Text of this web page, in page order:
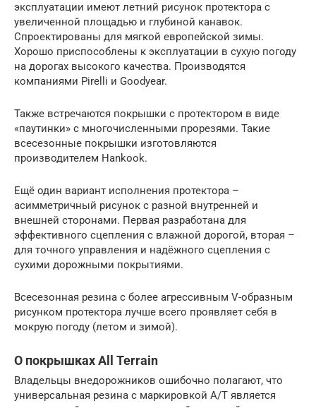
эксплуатации имеют летний рисунок протектора с
увеличенной площадью и глубиной канавок.
Спроектированы для мягкой европейской зимы.
Хорошо приспособлены к эксплуатации в сухую погоду
на дорогах высокого качества. Производятся
компаниями Pirelli и Goodyear.
Также встречаются покрышки с протектором в виде
«паутинки» с многочисленными прорезями. Такие
всесезонные покрышки изготовляются
производителем Hankook.
Ещё один вариант исполнения протектора –
асимметричный рисунок с разной внутренней и
внешней сторонами. Первая разработана для
эффективного сцепления с влажной дорогой, вторая –
для точного управления и надёжного сцепления с
сухими дорожными покрытиями.
Всесезонная резина с более агрессивным V-образным
рисунком протектора лучше всего проявляет себя в
мокрую погоду (летом и зимой).
О покрышках All Terrain
Владельцы внедорожников ошибочно полагают, что
универсальная резина с маркировкой A/T является